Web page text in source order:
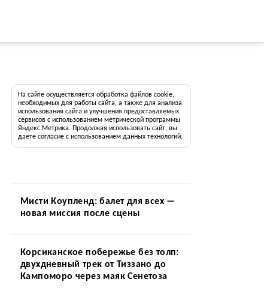
На сайте осуществляется обработка файлов cookie,
необходимых для работы сайта, а также для анализа
использования сайта и улучшения предоставляемых
сервисов с использованием метрической программы
Яндекс.Метрика. Продолжая использовать сайт, вы
даете согласие с использованием данных технологий.
Мисти Коупленд: балет для всех —
новая миссия после сцены
Корсиканское побережье без толп:
двухдневный трек от Тиззано до
Кампоморо через маяк Сенетоза